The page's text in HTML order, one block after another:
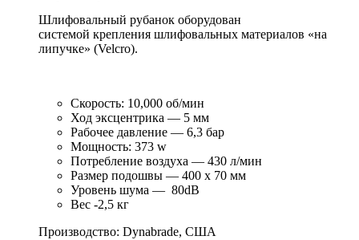
Шлифовальный рубанок оборудован
системой крепления шлифовальных материалов «на
липучке» (Velcro).
Скорость: 10,000 об/мин
Ход эксцентрика — 5 мм
Рабочее давление — 6,3 бар
Мощность: 373 w
Потребление воздуха — 430 л/мин
Размер подошвы — 400 х 70 мм
Уровень шума — 80dB
Вес -2,5 кг
Производство: Dynabrade, США